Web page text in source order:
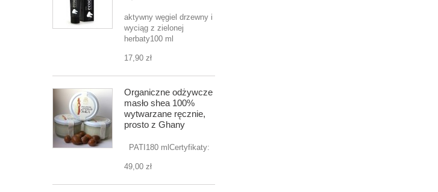
aktywny węgiel drzewny i
wyciąg z zielonej
herbaty100 ml
17,90 zł
Organiczne odżywcze
masło shea 100%
wytwarzane ręcznie,
prosto z Ghany
PATI180 mlCertyfikaty:
49,00 zł